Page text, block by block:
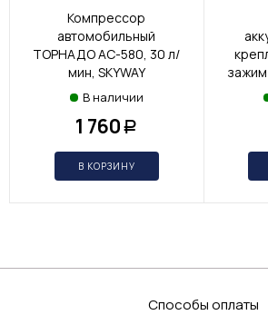
Компрессор
автомобильный
ТОРНАДО АС-580, 30 л/
мин, SKYWAY
В наличии
1 760 Р
В КОРЗИНУ
зажим
Способы оплаты